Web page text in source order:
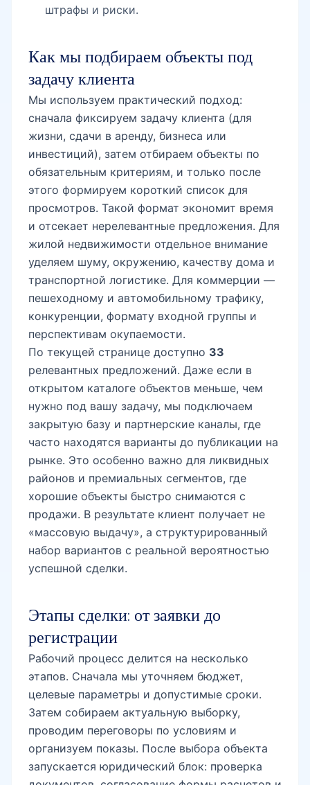
штрафы и риски.
Как мы подбираем объекты под
задачу клиента
Мы используем практический подход:
сначала фиксируем задачу клиента (для
жизни, сдачи в аренду, бизнеса или
инвестиций), затем отбираем объекты по
обязательным критериям, и только после
этого формируем короткий список для
просмотров. Такой формат экономит время
и отсекает нерелевантные предложения. Для
жилой недвижимости отдельное внимание
уделяем шуму, окружению, качеству дома и
транспортной логистике. Для коммерции —
пешеходному и автомобильному трафику,
конкуренции, формату входной группы и
перспективам окупаемости.
По текущей странице доступно 33
релевантных предложений. Даже если в
открытом каталоге объектов меньше, чем
нужно под вашу задачу, мы подключаем
закрытую базу и партнерские каналы, где
часто находятся варианты до публикации на
рынке. Это особенно важно для ликвидных
районов и премиальных сегментов, где
хорошие объекты быстро снимаются с
продажи. В результате клиент получает не
«массовую выдачу», а структурированный
набор вариантов с реальной вероятностью
успешной сделки.
Этапы сделки: от заявки до
регистрации
Рабочий процесс делится на несколько
этапов. Сначала мы уточняем бюджет,
целевые параметры и допустимые сроки.
Затем собираем актуальную выборку,
проводим переговоры по условиям и
организуем показы. После выбора объекта
запускается юридический блок: проверка